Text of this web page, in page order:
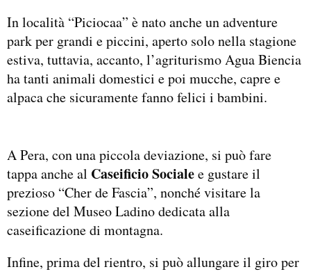
In località “Piciocaa” è nato anche un adventure
park per grandi e piccini, aperto solo nella stagione
estiva, tuttavia, accanto, l’agriturismo Agua Biencia
ha tanti animali domestici e poi mucche, capre e
alpaca che sicuramente fanno felici i bambini.
A Pera, con una piccola deviazione, si può fare
tappa anche al Caseificio Socialee gustare il
prezioso “Cher de Fascia”, nonché visitare la
sezione del Museo Ladino dedicata alla
caseificazione di montagna.
Infine, prima del rientro, si può allungare il giro per